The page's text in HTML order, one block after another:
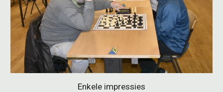
Enkele impressies